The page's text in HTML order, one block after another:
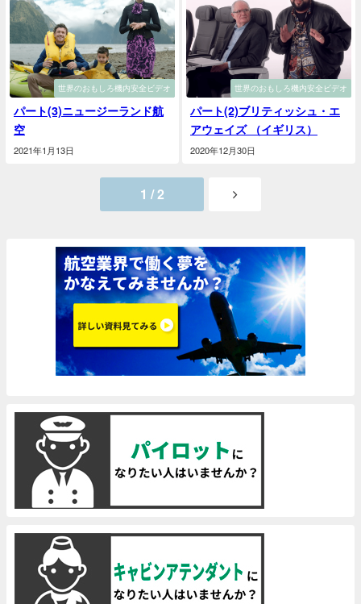
世界のおもしろ機内安全ビデオ
パート(3)ニュージーランド航
空
2021年1月13日
世界のおもしろ機内安全ビデオ
パート(2)ブリティッシュ・エ
アウェイズ （イギリス）
2020年12月30日
1 / 2